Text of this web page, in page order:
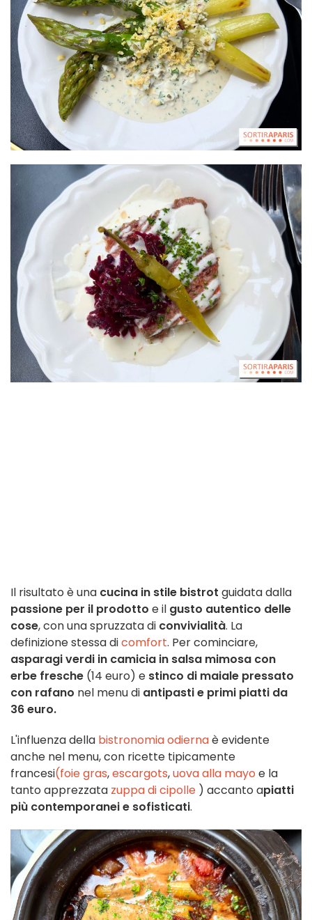
Il risultato è una cucina in stile bistrot guidata dalla
passione per il prodotto e il gusto autentico delle
cose, con una spruzzata di convivialità. La
definizione stessa dicomfort. Per cominciare,
asparagi verdi in camicia in salsa mimosa con
erbe fresche (14 euro) e stinco di maiale pressato
con rafano nel menu di antipasti e primi piatti da
36 euro.
L'influenza della bistronomia odiernaè evidente
anche nel menu, con ricette tipicamente
francesi(foie gras,escargots,uova alla mayo e la
tanto apprezzata zuppa di cipolle ) accanto apiatti
più contemporanei e sofisticati.